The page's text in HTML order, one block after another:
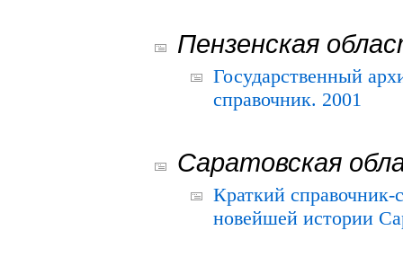
Пензенская
Государственный
справочник. 2001
Саратовская
Краткий
новейшей истории